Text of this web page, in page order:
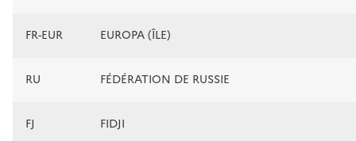
FR-EUR EUROPA (ÎLE)
RU FÉDÉRATION DE RUSSIE
FJ FIDJI